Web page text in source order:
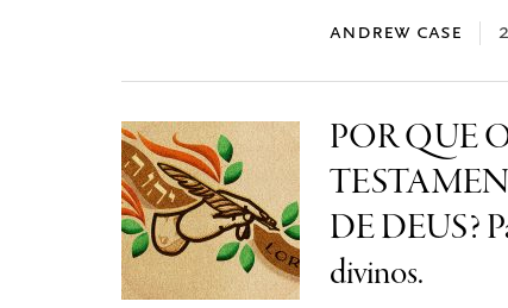
andrew case
POR QUE
DE DEUS?
divinos.